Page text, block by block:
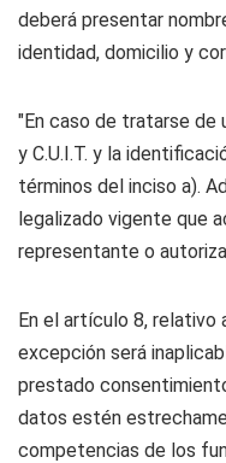
deberá presentar
identidad, domicilio y
"En caso de tratarse de
y C.U.I.T. y la
términos del inciso a).
legalizado vigente que
representante o
En el artículo 8, relativo
excepción será
prestado
datos estén
competencias de los